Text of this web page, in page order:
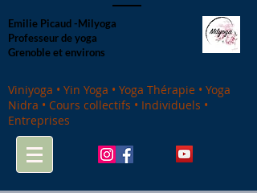
Emilie Picaud -Milyoga
Professeur de yoga
Grenoble et environs
Viniyoga • Yin Yoga • Yoga Thérapie • Yoga
Nidra • Cours collectifs • Individuels •
Entreprises